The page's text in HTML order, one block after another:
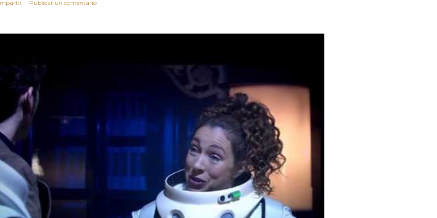
Publicar un comentario